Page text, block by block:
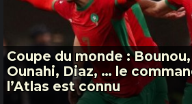
Coupe du monde :
Ounahi, Diaz, … le
l’Atlas est connu